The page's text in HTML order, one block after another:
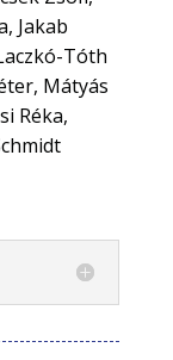
Jakab
Tóth
Mátyás
Réka,